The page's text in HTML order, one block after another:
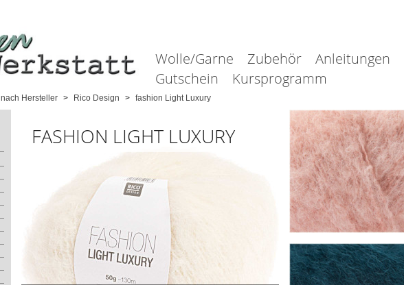
Wolle/Garne Zubehör Anleitungen
Gutschein
Kursprogramm
nach Hersteller Rico Design fashion Light Luxury
FASHION LIGHT LUXURY